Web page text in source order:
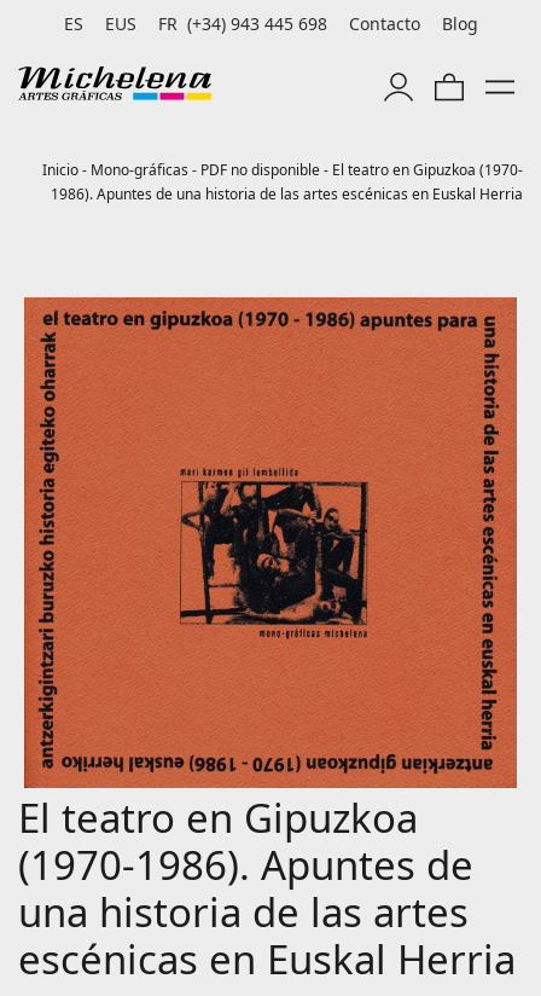
ES EUS FR (+34) 943 445 698 Contacto Blog
Inicio- Mono-gráficas - PDF no disponible- El teatro en Gipuzkoa (1970-
1986). Apuntes de una historia de las artes escénicas en Euskal Herria
El teatro en Gipuzkoa
(1970-1986). Apuntes de
una historia de las artes
escénicas en Euskal Herria